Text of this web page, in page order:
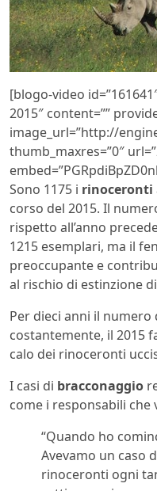
[blogo-video
2015″ content=””
image_url=”http://
thumb_maxres=”0″
Sono 1175 i rinoceronti
corso del 2015. Il
rispetto all’anno
1215 esemplari, ma il
preoccupante e
al rischio di estinzione
Per dieci anni il
costantemente, il 2015
calo dei rinoceronti
I casi di bracconaggio
come i responsabili che
“Quando ho
Avevamo un caso
rinoceronti ogni